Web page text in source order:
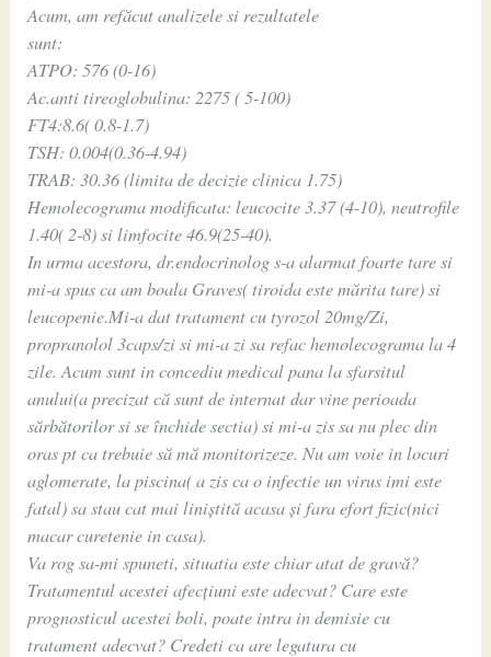
Acum, am refăcut analizele si rezultatele
sunt:
ATPO: 576 (0-16)
Ac.anti tireoglobulina: 2275 ( 5-100)
FT4:8.6( 0.8-1.7)
TSH: 0.004(0.36-4.94)
TRAB: 30.36 (limita de decizie clinica 1.75)
Hemolecograma modificata: leucocite 3.37 (4-10), neutrofile
1.40( 2-8) si limfocite 46.9(25-40).
In urma acestora, dr.endocrinolog s-a alarmat foarte tare si
mi-a spus ca am boala Graves( tiroida este mărita tare) si
leucopenie.Mi-a dat tratament cu tyrozol 20mg/Zi,
propranolol 3caps/zi si mi-a zi sa refac hemolecograma la 4
zile. Acum sunt in concediu medical pana la sfarsitul
anului(a precizat că sunt de internat dar vine perioada
sărbătorilor si se închide sectia) si mi-a zis sa nu plec din
oras pt ca trebuie să mă monitorizeze. Nu am voie in locuri
aglomerate, la piscina( a zis ca o infectie un virus imi este
fatal) sa stau cat mai liniștită acasa și fara efort fizic(nici
macar curetenie in casa).
Va rog sa-mi spuneti, situatia este chiar atat de gravă?
Tratamentul acestei afecțiuni este adecvat? Care este
prognosticul acestei boli, poate intra in demisie cu
tratament adecvat? Credeti ca are legatura cu